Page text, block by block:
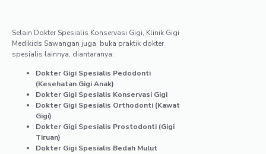
Selain Dokter Spesialis Konservasi Gigi, Klinik Gigi
Medikids Sawangan juga buka praktik dokter
spesialis lainnya, diantaranya:
Dokter Gigi Spesialis Pedodonti
(Kesehatan Gigi Anak)
Dokter Gigi Spesialis Konservasi Gigi
Dokter Gigi Spesialis Orthodonti (Kawat
Gigi)
Dokter Gigi Spesialis Prostodonti (Gigi
Tiruan)
Dokter Gigi Spesialis Bedah Mulut